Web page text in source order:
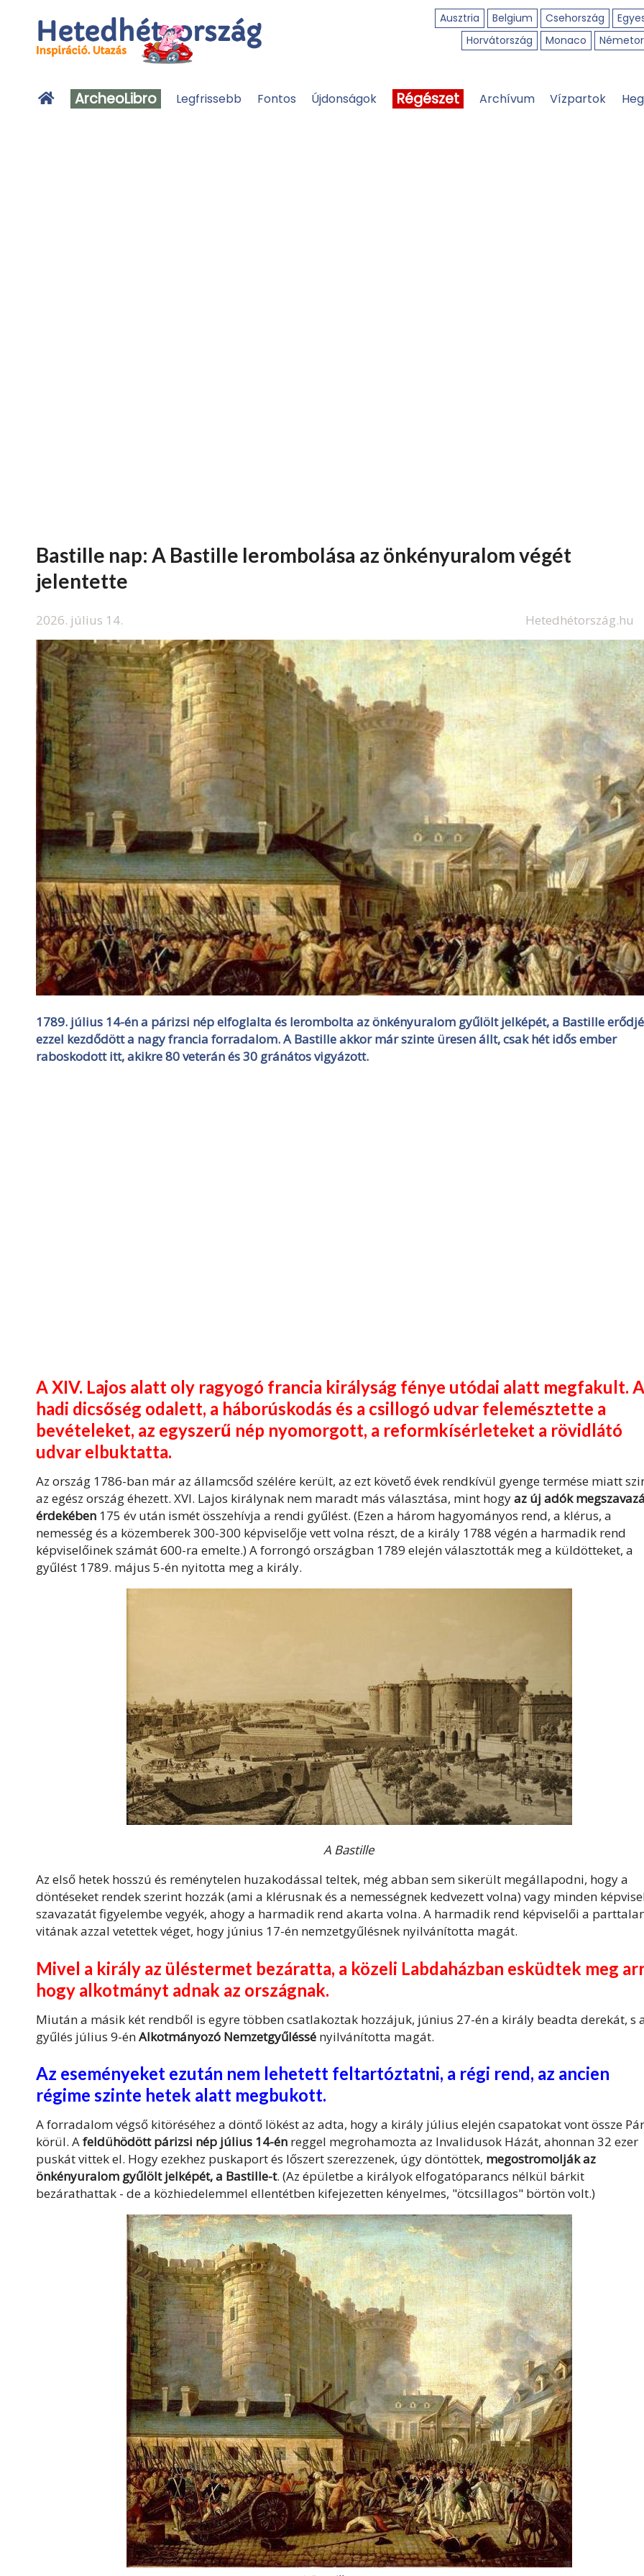
Ausztria Belgium Csehország
Horvátország
Monaco
ArcheoLibro Legfrissebb Fontos Újdonságok Régészet Archívum Vízpartok
Bastille nap: A Bastille lerombolása az önkényuralom végét
jelentette
2026. július 14. Hetedhétország.hu
1789. július 14-én a párizsi nép elfoglalta és lerombolta az önkényuralom gyűlölt jelképét, a Bastille
ezzel kezdődött a nagy francia forradalom. A Bastille akkor már szinte üresen állt, csak hét idős ember
raboskodott itt, akikre 80 veterán és 30 gránátos vigyázott.
A XIV. Lajos alatt oly ragyogó francia királyság fénye utódai alatt megfakult. A
hadi dicsőség odalett, a háborúskodás és a csillogó udvar felemésztette a
bevételeket, az egyszerű nép nyomorgott, a reformkísérleteket a rövidlátó
udvar elbuktatta.
Az ország 1786-ban már az államcsőd szélére került, az ezt követő évek rendkívül gyenge termése miatt
az egész ország éhezett. XVI. Lajos királynak nem maradt más választása, mint hogyaz új adók
érdekében 175 év után ismét összehívja a rendi gyűlést. (Ezen a három hagyományos rend, a klérus, a
nemesség és a közemberek 300-300 képviselője vett volna részt, de a király 1788 végén a harmadik rend
képviselőinek számát 600-ra emelte.) A forrongó országban 1789 elején választották meg a küldötteket, a
gyűlést 1789. május 5-én nyitotta meg a király.
A Bastille
Az első hetek hosszú és reménytelen huzakodással teltek, még abban sem sikerült megállapodni, hogy a
döntéseket rendek szerint hozzák (ami a klérusnak és a nemességnek kedvezett volna) vagy minden
szavazatát figyelembe vegyék, ahogy a harmadik rend akarta volna. A harmadik rend képviselői a
vitának azzal vetettek véget, hogy június 17-én nemzetgyűlésnek nyilvánította magát.
Mivel a király az üléstermet bezáratta, a közeli Labdaházban esküdtek meg
hogy alkotmányt adnak az országnak.
Miután a másik két rendből is egyre többen csatlakoztak hozzájuk, június 27-én a király beadta derekát, s
gyűlés július 9-énAlkotmányozó Nemzetgyűléssé nyilvánította magát.
Az eseményeket ezután nem lehetett feltartóztatni, a régi rend, az ancien
régime szinte hetek alatt megbukott.
A forradalom végső kitöréséhez a döntő lökést az adta, hogy a király július elején csapatokat vont össze
körül. Afeldühödött párizsi nép július 14-én reggel megrohamozta az Invalidusok Házát, ahonnan 32 ezer
puskát vittek el. Hogy ezekhez puskaport és lőszert szerezzenek, úgy döntöttek, megostromolják az
önkényuralom gyűlölt jelképét, a Bastille-t. (Az épületbe a királyok elfogatóparancs nélkül bárkit
bezárathattak - de a közhiedelemmel ellentétben kifejezetten kényelmes, "ötcsillagos" börtön volt.)